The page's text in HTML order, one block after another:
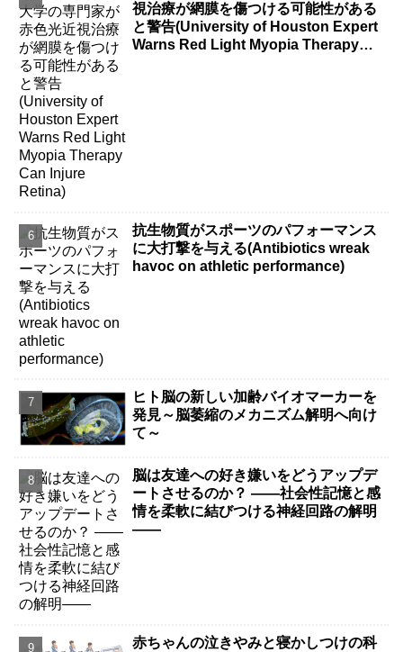
視治療が網膜を傷つける可能性がある
と警告(University of Houston Expert
Warns Red Light Myopia Therapy
抗生物質がスポーツのパフォーマンス
に大打撃を与える(Antibiotics wreak
havoc on athletic performance)
ヒト脳の新しい加齢バイオマーカーを
発見～脳萎縮のメカニズム解明へ向け
て～
脳は友達への好き嫌いをどうアップデ
ートさせるのか？ ――社会性記憶と感
情を柔軟に結びつける神経回路の解明
――
赤ちゃんの泣きやみと寝かしつけの科